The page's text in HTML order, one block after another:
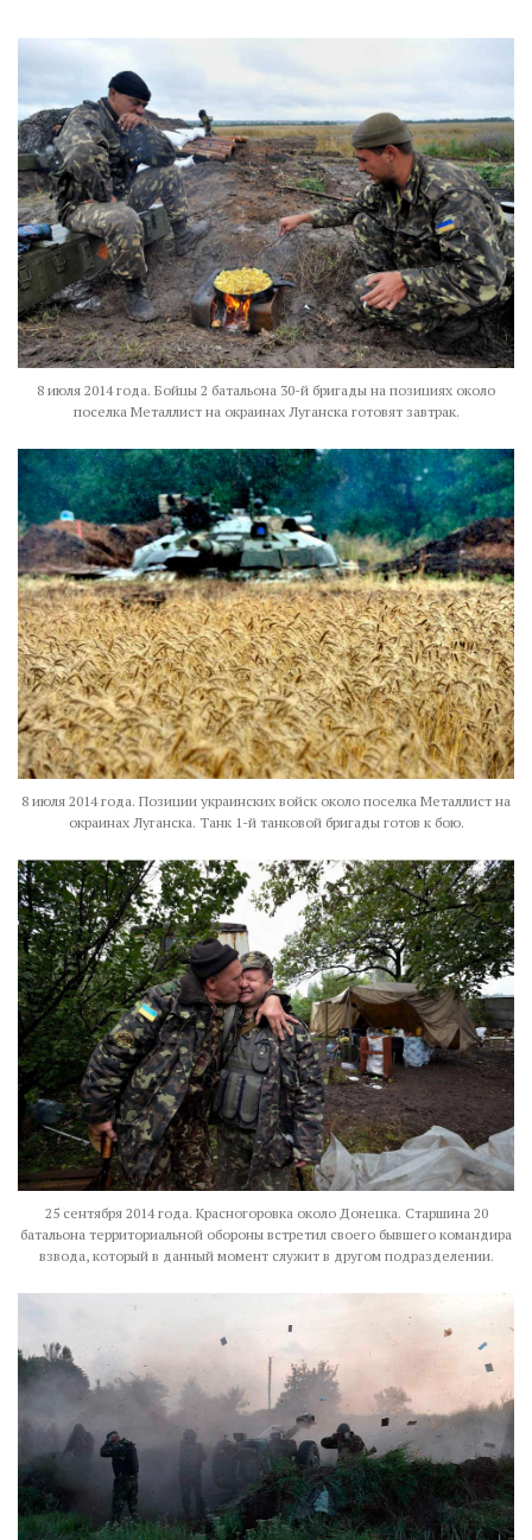
8 июля 2014 года. Бойцы 2 батальона 30-й бригады на позициях около
поселка Металлист на окраинах Луганска готовят завтрак.
8 июля 2014 года. Позиции украинских войск около поселка Металлист на
окраинах Луганска. Танк 1-й танковой бригады готов к бою.
25 сентября 2014 года. Красногоровка около Донецка. Старшина 20
батальона территориальной обороны встретил своего бывшего командира
взвода, который в данный момент служит в другом подразделении.